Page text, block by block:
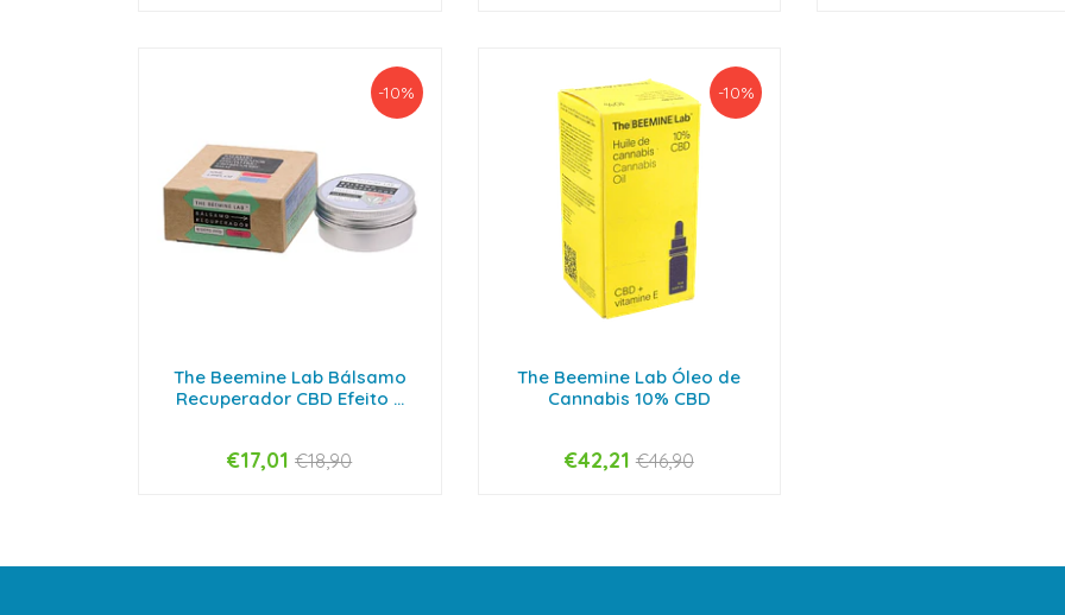
-10%
The Beemine Lab Bálsamo
Recuperador CBD Efeito ...
+
€17,01 €18,90
-10%
The Beemine Lab Óleo de
Cannabis 10% CBD
+
€42,21 €46,90